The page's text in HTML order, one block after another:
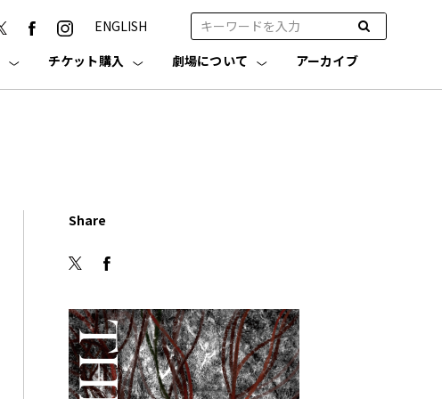
ENGLISH
チケット購入 劇場について アーカイブ
Share